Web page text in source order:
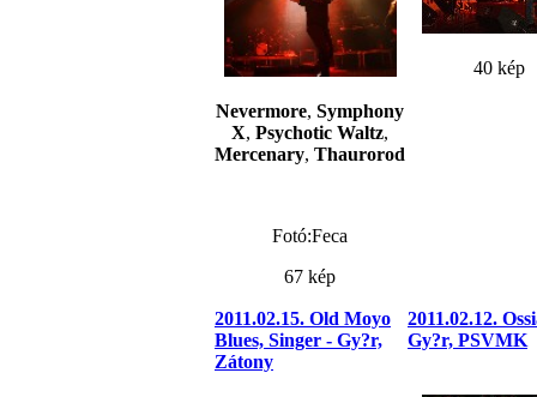
Nevermore, Symphony
X, Psychotic Waltz,
Mercenary, Thaurorod
Fotó:Feca
67 kép
40 kép
2011.02.15. Old Moyo
Blues, Singer - Gy?r,
Zátony
2011.02.12.
Gy?r, PSVMK